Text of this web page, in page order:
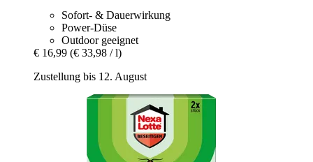
Sofort- & Dauerwirkung
Power-Düse
Outdoor geeignet
€ 16,99 (€ 33,98 / l)
Zustellung bis 12. August